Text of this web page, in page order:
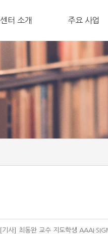
ㅤ센터 소개 주요 사업
[기사] 최동완 교수 지도학생